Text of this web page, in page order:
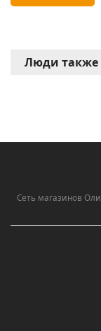
Люди также
Сеть магазинов